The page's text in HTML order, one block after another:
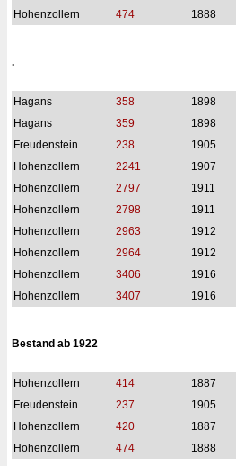
Hohenzollern
474 1888
.
Hagans 358
1898
Hagans
359
1898
Freudenstein
238
1905
Hohenzollern
2241
1907
Hohenzollern
2797
1911
Hohenzollern
2798
1911
Hohenzollern
2963
1912
Hohenzollern
2964
1912
Hohenzollern
3406
1916
Hohenzollern
3407 1916
Bestand ab 1922
Hohenzollern 414
1887
Freudenstein
237
1905
Hohenzollern
420
1887
Hohenzollern
474 1888